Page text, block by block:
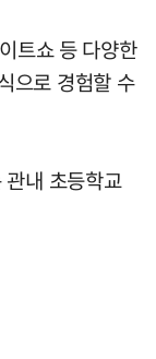
트쇼 등 다양한
으로 경험할 수
관내 초등학교